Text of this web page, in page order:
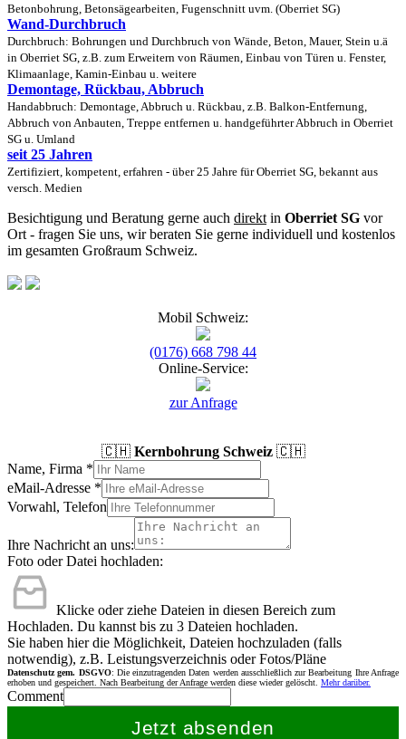
Betonbohrung, Betonsägearbeiten, Fugenschnitt uvm. (Oberriet SG)
Wand-Durchbruch
Durchbruch: Bohrungen und Durchbruch von Wände, Beton, Mauer, Stein u.ä
in Oberriet SG, z.B. zum Erweitern von Räumen, Einbau von Türen u. Fenster,
Klimaanlage, Kamin-Einbau u. weitere
Demontage, Rückbau, Abbruch
Handabbruch: Demontage, Abbruch u. Rückbau, z.B. Balkon-Entfernung,
Abbruch von Anbauten, Treppe entfernen u. handgeführter Abbruch in Oberriet
SG u. Umland
seit 25 Jahren
Zertifiziert, kompetent, erfahren - über 25 Jahre für Oberriet SG, bekannt aus
versch. Medien
Besichtigung und Beratung gerne auch direkt in Oberriet SG vor
Ort - fragen Sie uns, wir beraten Sie gerne individuell und kostenlos
im gesamten Großraum Schweiz.
Mobil Schweiz:
(0176) 668 798 44
Online-Service:
zur Anfrage
🇨🇭 Kernbohrung Schweiz🇨🇭
Name, Firma *
eMail-Adresse *
Vorwahl, Telefon
Ihre Nachricht an uns:
Foto oder Datei hochladen:
Klicke oder ziehe Dateien in diesen Bereich zum
Hochladen. Du kannst bis zu 3 Dateien hochladen.
Sie haben hier die Möglichkeit, Dateien hochzuladen (falls
notwendig), z.B. Leistungsverzeichnis oder Fotos/Pläne
Datenschutz gem. DSGVO: Die einzutragenden Daten werden ausschließlich zur Bearbeitung Ihre Anfrage
erhoben und gespeichert. Nach Bearbeitung der Anfrage werden diese wieder gelöscht. Mehr darüber.
Comment
Jetzt absenden